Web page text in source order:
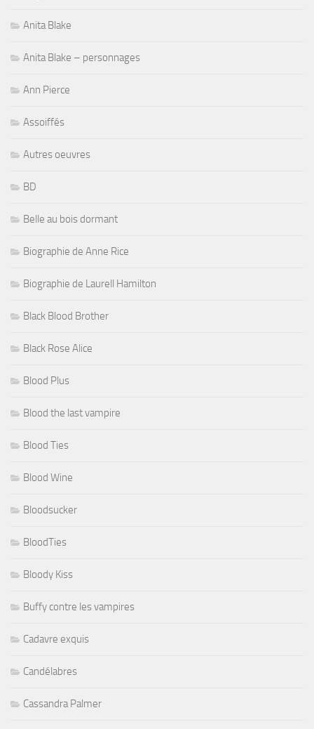
Anita Blake
Anita Blake – personnages
Ann Pierce
Assoiffés
Autres oeuvres
BD
Belle au bois dormant
Biographie de Anne Rice
Biographie de Laurell Hamilton
Black Blood Brother
Black Rose Alice
Blood Plus
Blood the last vampire
Blood Ties
Blood Wine
Bloodsucker
BloodTies
Bloody Kiss
Buffy contre les vampires
Cadavre exquis
Candélabres
Cassandra Palmer